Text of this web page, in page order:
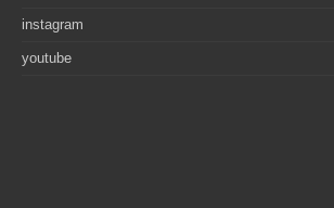
instagram
youtube